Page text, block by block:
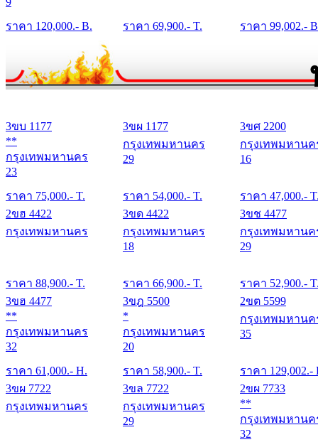
ราคา 120,000.- B. ราคา 69,900.- T. ราคา 99,002.-
3ขบ 1177
**
กรุงเทพมหานคร
23
ราคา 75,000.- T.
3ขผ 1177
กรุงเทพมหานคร
29
ราคา 54,000.- T.
3ขศ 2200
กรุงเทพมหานค
16
ราคา 47,000.-
2ขฮ 4422
กรุงเทพมหานคร
ราคา 88,900.- T.
3ขด 4422
กรุงเทพมหานคร
18
ราคา 66,900.- T.
3ขช 4477
กรุงเทพมหานค
29
ราคา 52,900.-
3ขฮ 4477
**
กรุงเทพมหานคร
32
ราคา 61,000.- H.
3ขฎ 5500
*
กรุงเทพมหานคร
20
ราคา 58,900.- T.
2ขต 5599
กรุงเทพมหานค
35
ราคา 129,002.-
3ขผ 7722
กรุงเทพมหานคร
3ขล 7722
กรุงเทพมหานคร
29
2ขผ 7733
**
กรุงเทพมหานค
32